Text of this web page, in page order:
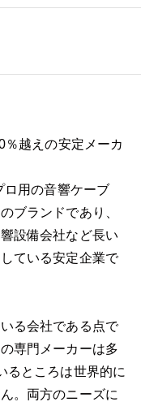
越えの安定メーカ
用の音響ケーブ
ブランドであり、
設備会社など長い
ている安定企業で
る会社である点で
専門メーカーは多
るところは世界的に
。両方のニーズに